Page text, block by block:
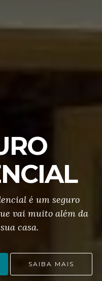
é um seguro
vai muito além da
casa.
SAIBA MAIS